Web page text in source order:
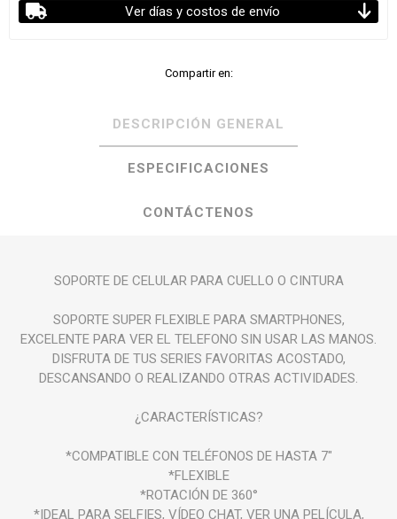
Ver días y costos de envío
Compartir en:
DESCRIPCIÓN GENERAL
ESPECIFICACIONES
CONTÁCTENOS
SOPORTE DE CELULAR PARA CUELLO O CINTURA
SOPORTE SUPER FLEXIBLE PARA SMARTPHONES,
EXCELENTE PARA VER EL TELEFONO SIN USAR LAS MANOS.
DISFRUTA DE TUS SERIES FAVORITAS ACOSTADO,
DESCANSANDO O REALIZANDO OTRAS ACTIVIDADES.
¿CARACTERÍSTICAS?
*COMPATIBLE CON TELÉFONOS DE HASTA 7"
*FLEXIBLE
*ROTACIÓN DE 360°
*IDEAL PARA SELFIES, VÍDEO CHAT, VER UNA PELÍCULA,